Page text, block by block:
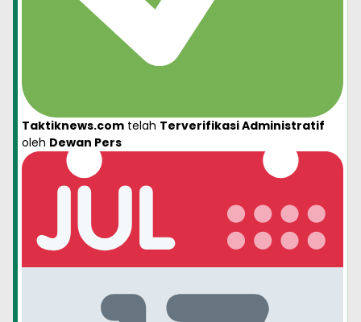
Taktiknews.com telah Terverifikasi Administratif
oleh Dewan Pers